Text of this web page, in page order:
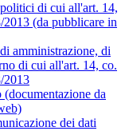
di cui all'art. 14,
(da pubblicare in
amministrazione, di
di cui all'art. 14, co.
2013
da
dei dati